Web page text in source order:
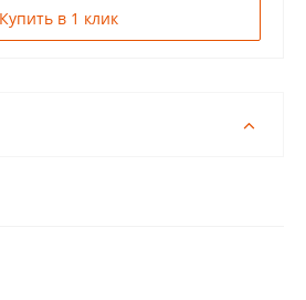
Купить в 1 клик